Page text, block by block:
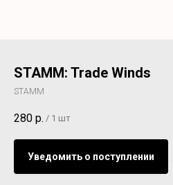
STAMM: Trade Winds
STAMM
280 р. / 1 шт
Уведомить о поступлении